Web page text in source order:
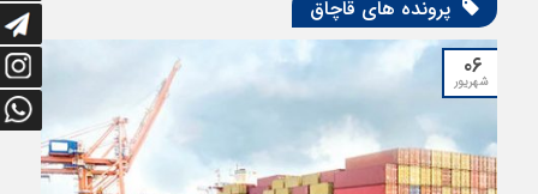
پرونده های قاچاق
۰۶
شهریور